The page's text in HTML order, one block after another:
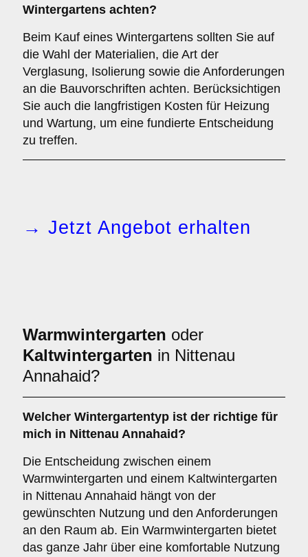
Wintergartens achten?
Beim Kauf eines Wintergartens sollten Sie auf
die Wahl der Materialien, die Art der
Verglasung, Isolierung sowie die Anforderungen
an die Bauvorschriften achten. Berücksichtigen
Sie auch die langfristigen Kosten für Heizung
und Wartung, um eine fundierte Entscheidung
zu treffen.
→ Jetzt Angebot erhalten
Warmwintergarten oder
Kaltwintergarten in Nittenau
Annahaid?
Welcher Wintergartentyp ist der richtige für
mich in Nittenau Annahaid?
Die Entscheidung zwischen einem
Warmwintergarten und einem Kaltwintergarten
in Nittenau Annahaid hängt von der
gewünschten Nutzung und den Anforderungen
an den Raum ab. Ein Warmwintergarten bietet
das ganze Jahr über eine komfortable Nutzung